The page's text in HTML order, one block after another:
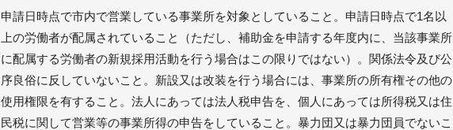
申請日時点で市内で営業している事業所を対象としていること。申請日時点で1名以
上の労働者が配属されていること（ただし、補助金を申請する年度内に、当該事業所
に配属する労働者の新規採用活動を行う場合はこの限りではない）。関係法令及び公
序良俗に反していないこと。新設又は改装を行う場合には、事業所の所有権その他の
使用権限を有すること。法人にあっては法人税申告を、個人にあっては所得税又は住
民税に関して営業等の事業所得の申告をしていること。暴力団又は暴力団員でないこ